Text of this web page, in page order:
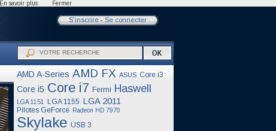
S'inscrire- Se connecter
AMD A-Series AMD FX ASUS Core i3
Core i5 Core i7 Fermi Haswell
LGA 1151 LGA 1155 LGA 2011
Pilotes GeForce Radeon HD 7970
Skylake USB 3
En savoir plus Fermer